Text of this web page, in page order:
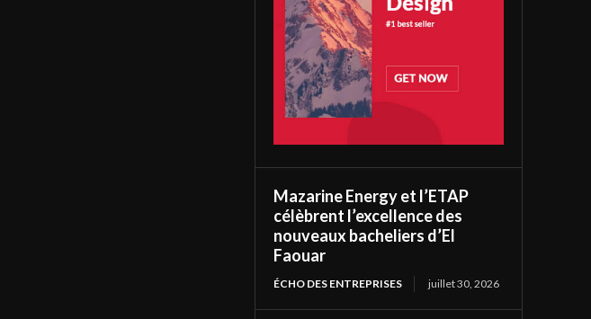
Mazarine Energy et l’ETAP
célèbrent l’excellence des
nouveaux bacheliers d’El
Faouar
ÉCHO DES ENTREPRISES juillet 30, 2026